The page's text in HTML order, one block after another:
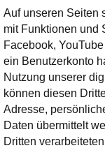
Auf unseren Seiten
mit Funktionen und
Facebook,
ein Benutzerkonto
Nutzung unserer
können diesen
Adresse,
Daten übermittelt
Dritten